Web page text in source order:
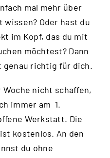
mal mehr über
Oder hast du
im Kopf, das du mit
möchtest? Dann
richtig für dich.
nicht schaffen,
immer am 1.
Werkstatt. Die
kostenlos. An den
du ohne